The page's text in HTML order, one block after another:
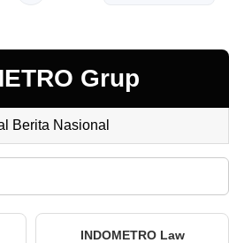
Grup
Berita Nasional
INDOMETRO Law